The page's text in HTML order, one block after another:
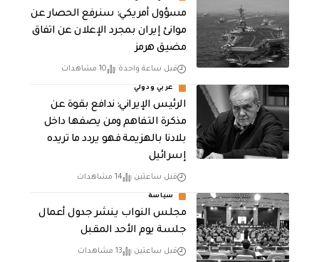
مسؤول أمريكي: سنرفع الحصار عن
موانئ إيران بمجرد الإعلان عن اتفاق
مضيق هرمز
قبل ساعة واحدة 10 مشاهدات
عربي ودولي
الرئيس الإيراني: ندافع بقوة عن
مذكرة التفاهم ومن يصفها داخل
بلادنا بالهزيمة فهو يردد ما تريده
إسرائيل
قبل ساعتين 14 مشاهدات
سياسة
مجلس النواب ينشر جدول أعمال
جلسة يوم الأحد المقبل
قبل ساعتين 13 مشاهدات